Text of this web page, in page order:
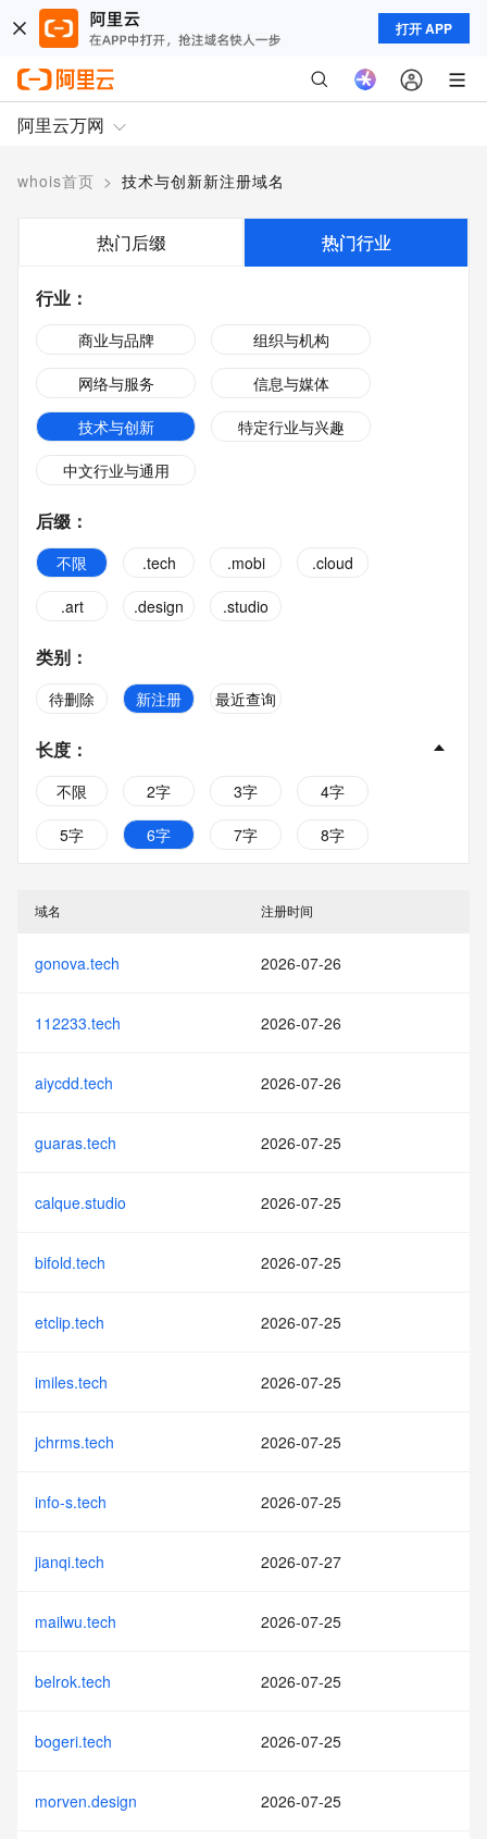
打开 APP
阿里云万网
whois首页 > 技术与创新新注册域名
热门后缀 热门行业
行业 ：
商业与品牌
组织与机构
网络与服务
信息与媒体
技术与创新
特定行业与兴趣
中文行业与通用
后缀 ：
不限 .tech .mobi
.cloud
.art
.design .studio
类别 ：
待删除 新注册 最近查询
长度 ：
不限 2字 3字
4字
5字
6字 7字
8字
域名 注册时间
gonova.tech 2026-07-26
112233.tech 2026-07-26
aiycdd.tech 2026-07-26
guaras.tech 2026-07-25
calque.studio 2026-07-25
bifold.tech 2026-07-25
etclip.tech 2026-07-25
imiles.tech 2026-07-25
jchrms.tech 2026-07-25
info-s.tech 2026-07-25
jianqi.tech 2026-07-27
mailwu.tech 2026-07-25
belrok.tech 2026-07-25
bogeri.tech 2026-07-25
morven.design 2026-07-25